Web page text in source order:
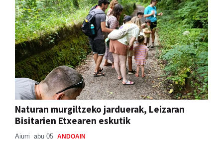
Naturan murgiltzeko jarduerak, Leizaran
Bisitarien Etxearen eskutik
Aiurri abu 05 ANDOAIN